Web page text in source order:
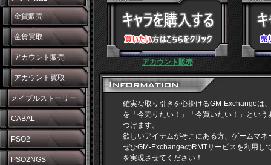
金貨販売
金貨買取
アカウント販売
アカウント買取
メイプルストーリー
CABAL
PSO2
PSO2NGS
アカウント販売
確実な取り引きを心掛けるGM-Exchangeは
を「今売りたい！」「今買いたい！」とい
つけます。
欲しいアイテムがそこにある方、ゲームマ
ぜひGM-ExchangeのRMTサービスを利用し
を実現させてください！